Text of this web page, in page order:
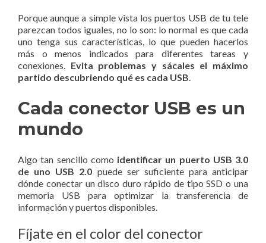
Porque aunque a simple vista los puertos USB de tu tele
parezcan todos iguales, no lo son: lo normal es que cada
uno tenga sus características, lo que pueden hacerlos
más o menos indicados para diferentes tareas y
conexiones. Evita problemas y sácales el máximo
partido descubriendo qué es cada USB.
Cada conector USB es un
mundo
Algo tan sencillo como identificar un puerto USB 3.0
de uno USB 2.0 puede ser suficiente para anticipar
dónde conectar un disco duro rápido de tipo SSD o una
memoria USB para optimizar la transferencia de
información y puertos disponibles.
Fíjate en el color del conector